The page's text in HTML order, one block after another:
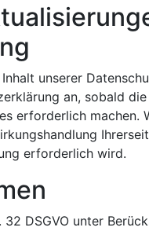
unserer
an, sobald
erforderlich machen.
erforderlich wird.
DSGVO unter